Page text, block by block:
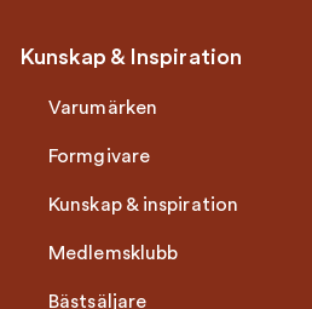
Kunskap & Inspiration
Varumärken
Formgivare
Kunskap & inspiration
Medlemsklubb
Bästsäljare